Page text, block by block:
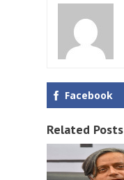
Facebook
Related Posts